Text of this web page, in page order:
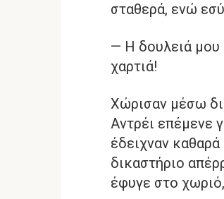
σταθερά, ενώ
— Η δουλειά μου
χαρτιά!
Χώρισαν μέσω
Αντρέι επέμενε
έδειχναν καθαρά
δικαστήριο
έφυγε στο